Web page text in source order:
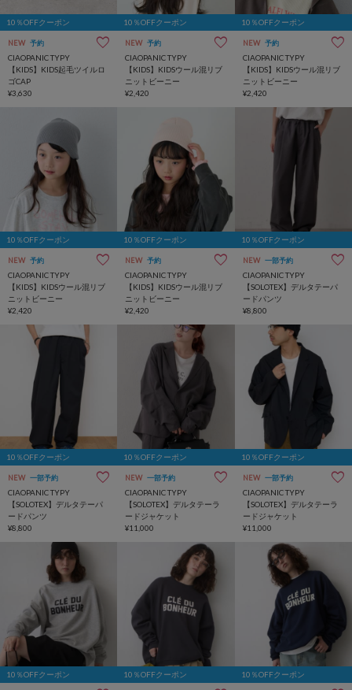
10％OFFクーポン
NEW 予約
CIAOPANIC TYPY
【KIDS】KIDS起毛ツイルロ
ゴCAP
¥3,630
10％OFFクーポン
NEW 予約
CIAOPANIC TYPY
【KIDS】KIDSウール混リブ
ニットビーニー
¥2,420
10％OFFクーポン
NEW 予約
CIAOPANIC TYPY
【KIDS】KIDSウール混リブ
ニットビーニー
¥2,420
10％OFFクーポン
NEW 予約
CIAOPANIC TYPY
【KIDS】KIDSウール混リブ
ニットビーニー
¥2,420
10％OFFクーポン
NEW 予約
CIAOPANIC TYPY
【KIDS】KIDSウール混リブ
ニットビーニー
¥2,420
10％OFFクーポン
NEW 一部予約
CIAOPANIC TYPY
【SOLOTEX】デルタテーパ
ードパンツ
¥8,800
10％OFFクーポン
NEW 一部予約
CIAOPANIC TYPY
【SOLOTEX】デルタテーパ
ードパンツ
¥8,800
10％OFFクーポン
NEW 一部予約
CIAOPANIC TYPY
【SOLOTEX】デルタテーラ
ードジャケット
¥11,000
10％OFFクーポン
NEW 一部予約
CIAOPANIC TYPY
【SOLOTEX】デルタテーラ
ードジャケット
¥11,000
10％OFFクーポン 10％OFFクーポン 10％OFFクーポン